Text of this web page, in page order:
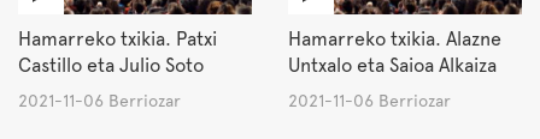
Hamarreko txikia. Patxi
Castillo eta Julio Soto
2021-11-06 Berriozar
Hamarreko txikia. Alazne
Untxalo eta Saioa Alkaiza
2021-11-06 Berriozar